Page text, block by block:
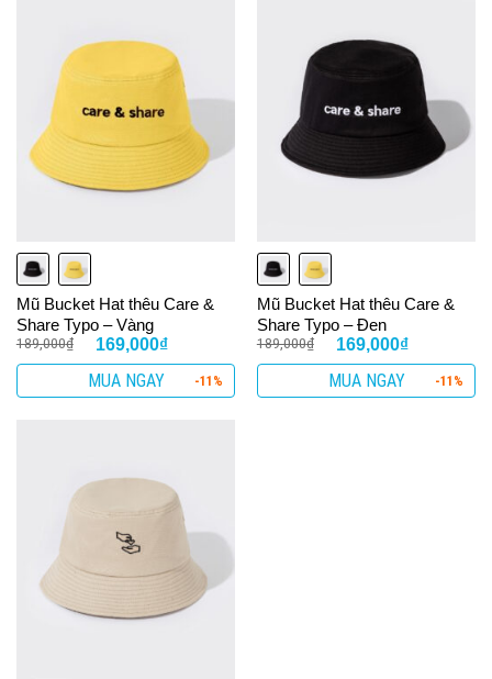
-11%
Mũ Bucket Hat thêu Care &
Share Typo – Vàng
189,000₫ 169,000₫
MUA NGAY -11%
Mũ Bucket Hat thêu Care &
Share Typo – Đen
189,000₫ 169,000₫
MUA NGAY